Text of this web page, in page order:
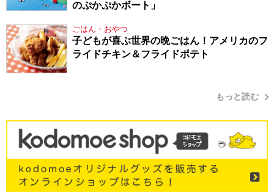
のぷかぷかボート」
ごはん・おやつ
子どもが喜ぶ世界の晩ごはん！アメリカのフ
ライドチキン＆フライドポテト
もっと読む